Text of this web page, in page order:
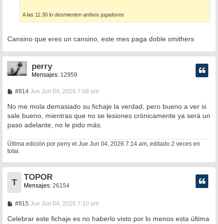
A las 11:30 lo desmienten ambos jugadores
Cansino que eres un cansino, este mes paga doble smithers
perry
Mensajes: 12959
#914M
n
a
j
Jue Jun 04, 2026 7:08 am
No me mola demasiado su fichaje la verdad, pero bueno a ver si
sale bueno, mientras que no se lesiones crónicamente ya será un
paso adelante, no le pido más.
Última edición por perry el Jue Jun 04, 2026 7:14 am, editado 2 veces en
total.
T
TOPOR
Mensajes: 26154
#915M
n
Jue Jun 04, 2026 7:10 am
Celebrar este fichaje es no haberlo visto por lo menos esta última